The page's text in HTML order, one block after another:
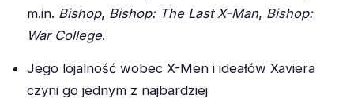
m.in. Bishop, Bishop: The Last X-Man, Bishop:
War College.
Jego lojalność wobec X-Men i ideałów Xaviera
czyni go jednym z najbardziej